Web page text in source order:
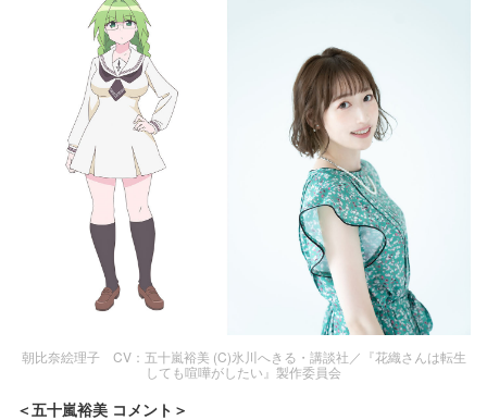
朝比奈絵理子 CV：五十嵐裕美 (C)氷川へきる・講談社／『花織さんは転生
しても喧嘩がしたい』製作委員会
＜五十嵐裕美 コメント＞